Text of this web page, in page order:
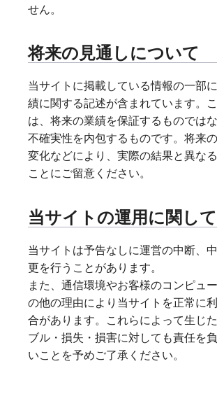
せん。
将来の見通しについて
当サイトに掲載している情報の一部
績に関する記述が含まれています。
は、将来の業績を保証するものでは
不確実性を内包するものです。将来
変化などにより、実際の結果と異な
ことにご留意ください。
当サイトの運用に関して
当サイトは予告なしに運営の中断、
更を行うことがあります。
また、通信環境やお客様のコンピュ
の他の理由により当サイトを正常に
合があります。これらによって生じ
ブル・損失・損害に対しても責任を
いことを予めご了承ください。